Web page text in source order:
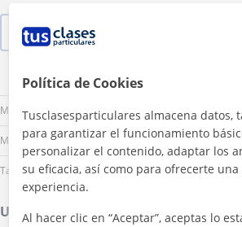
Lu
Mañana
Mediodía
Tarde
Ubicación de mis clases
Política de Cookies
Tusclasesparticulares almacena datos,
para garantizar el funcionamiento
personalizar el contenido, adaptar los
su eficacia, así como para ofrecerte
experiencia.
Al hacer clic en “Aceptar”, aceptas lo